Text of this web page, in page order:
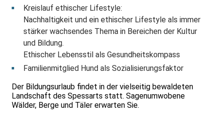
Kreislauf ethischer Lifestyle:
Nachhaltigkeit und ein ethischer Lifestyle als immer
stärker wachsendes Thema in Bereichen der Kultur
und Bildung.
Ethischer Lebensstil als Gesundheitskompass
Familienmitglied Hund als Sozialisierungsfaktor
Der Bildungsurlaub findet in der vielseitig bewaldeten
Landschaft des Spessarts statt. Sagenumwobene
Wälder, Berge und Täler erwarten Sie.